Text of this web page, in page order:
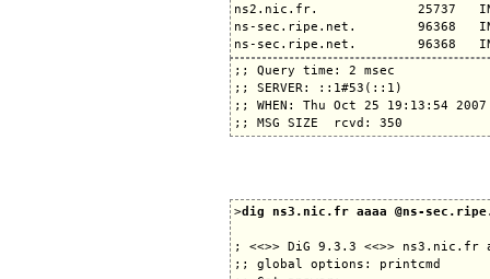
ns2.nic.fr.             25737   IN
ns-sec.ripe.net.        96368
;; Query time: 2 msec
;; SERVER: ::1#53(::1)
;; WHEN: Thu Oct 25 19:13:54 2007
>dig ns3.nic.fr aaaa @ns-
; <<>> DiG 9.3.3 <<>> ns3.nic.fr
;; global options: printcmd